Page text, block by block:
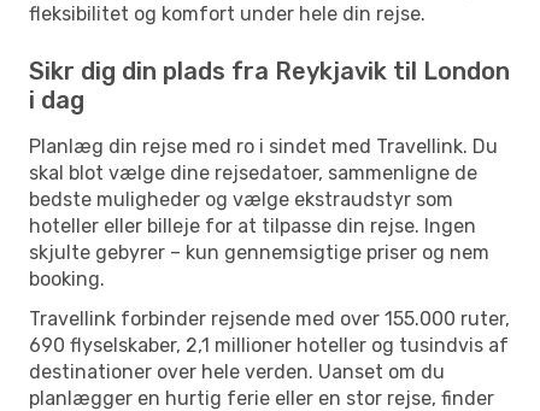
fleksibilitet og komfort under hele din rejse.
Sikr dig din plads fra Reykjavik til London
i dag
Planlæg din rejse med ro i sindet med Travellink. Du
skal blot vælge dine rejsedatoer, sammenligne de
bedste muligheder og vælge ekstraudstyr som
hoteller eller billeje for at tilpasse din rejse. Ingen
skjulte gebyrer – kun gennemsigtige priser og nem
booking.
Travellink forbinder rejsende med over 155.000 ruter,
690 flyselskaber, 2,1 millioner hoteller og tusindvis af
destinationer over hele verden. Uanset om du
planlægger en hurtig ferie eller en stor rejse, finder